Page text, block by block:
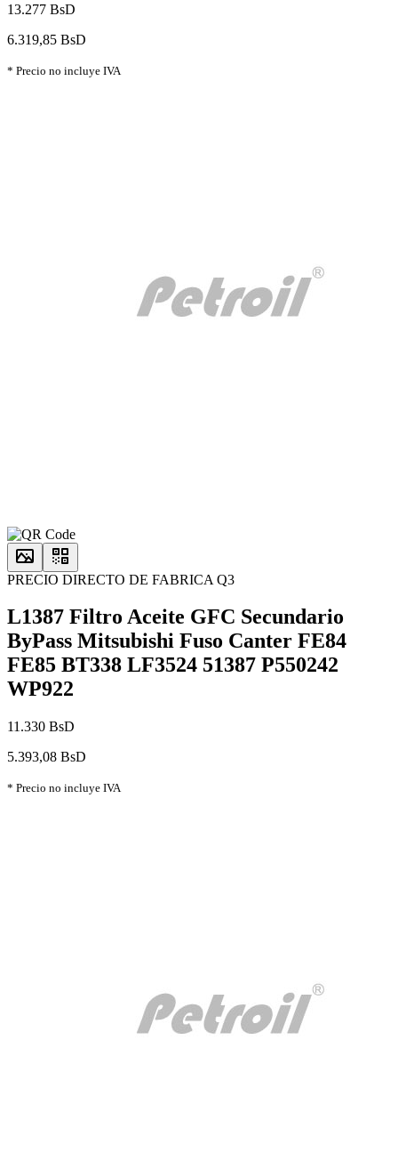
13.277 BsD
6.319,85 BsD
* Precio no incluye IVA
PRECIO DIRECTO DE FABRICA Q3
L1387 Filtro Aceite GFC Secundario
ByPass Mitsubishi Fuso Canter FE84
FE85 BT338 LF3524 51387 P550242
WP922
11.330 BsD
5.393,08 BsD
* Precio no incluye IVA